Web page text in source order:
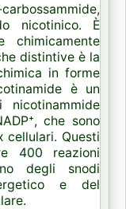
nicotinico. È
distintive è la
in forme
è un
che sono
cellulari. Questi
400 reazioni
degli snodi
e del